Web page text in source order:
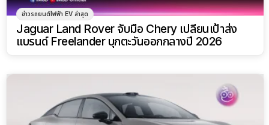
ข่าวรถยนต์ไฟฟ้า EV ล่าสุด
Jaguar Land Rover จับมือ Chery เปลี่ยนเป้าส่ง
แบรนด์ Freelander บุกตะวันออกกลางปี 2026